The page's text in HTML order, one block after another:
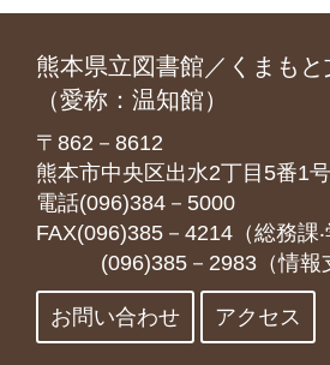
熊本県立図書館／くまもと
（愛称：温知館）
〒862－8612
熊本市中央区出水2丁目5番1号
電話(096)384－5000
FAX(096)385－4214（総務課‧
(096)385－2983（情報支
お問い合わせ アクセス